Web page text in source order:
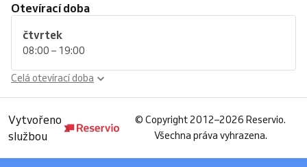
Otevírací doba
čtvrtek
08:00 – 19:00
Celá otevírací doba
Vytvořeno
službou
© Copyright 2012–2026 Reservio.
Všechna práva vyhrazena.